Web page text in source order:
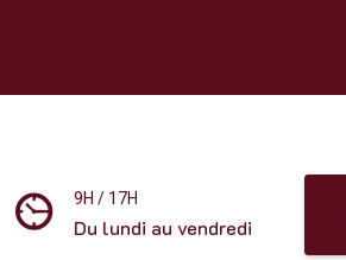
9H / 17H
Du lundi au vendredi